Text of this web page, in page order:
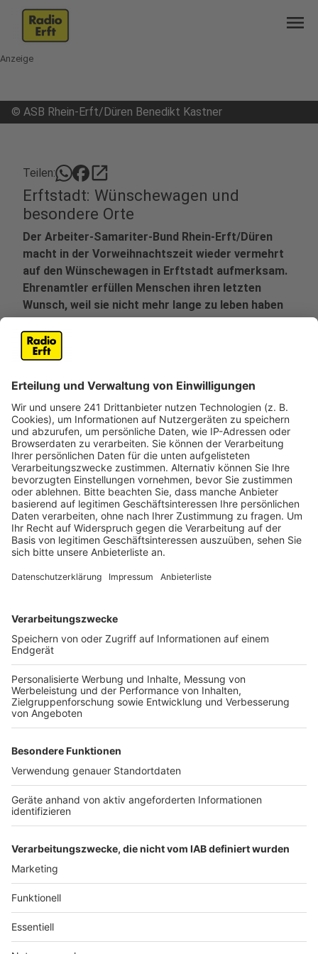
menu
Anzeige
© ASB Rhein-Erft/Düren Benedikt Kastner
Teilen: open_in_new
Erftstadt: Wünschewagen und
besondere Orte
Der Arbeiter-Samariter-Bund Rhein-Erft/Düren
macht in der Vorweihnachtszeit wieder vermehrt
auf den Wünschewagen in Erftstadt aufmerksam.
Ehrenamtler erfüllen Menschen ihren letzten
Wunsch, weil sie nicht mehr lange zu leben haben
und fahren sie mit dem Wünschewagen an einen
besonderen Ort.
Anzeige
Johannes Thormann ist der Geschäftsführer des
Regionalverbands. Er hat uns im Radio Erft-Interview
erzählt, wie gut sich der Wünschewagen nach dem
Start 2019 etabliert hat. Mit der Corona-Pandemie sei
dann aber erstmal wieder alles zusammen gebrochen.
Mit dem Re-Start im vergangenen Jahr seien dann
aber alle freiwilligen Helfer und Ehrenamtler
zurückgekommen. Mittlerweile zähle man rund 100
Ehrenamtler mit dem Wünschewagen aus Erftstadt
los und bringt die Menschen an ihren Wunschort. Der
Wünschewagen basiert komplett auf Spendengelder
und ist auf der Engagement von Freiwilligen, von
Ehrenamtlern angewiesen. Ausgebildete Fachkräfte
wie zum Beispiel Rettungssanitäter für den
Wünschewagen suche man immer wieder, um weiterhin
die Qualität der Betreuung und Versorgung möglich zu
wäre das Projekt nicht realisierbar, so Thormann
weiter.
Weitere Infos hierzu gibt es unter
wuenschewagen.de/rheinland
Anzeige